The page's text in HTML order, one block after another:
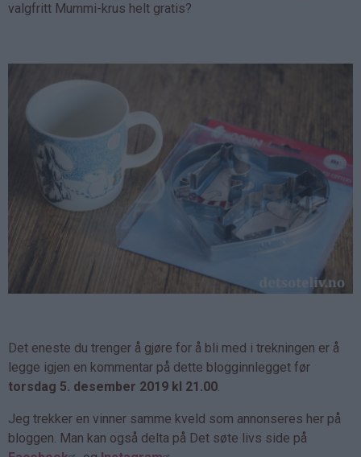
valgfritt Mummi-krus helt gratis?
Det eneste du trenger å gjøre for å bli med i trekningen er å
legge igjen en kommentar på dette blogginnlegget før
torsdag 5. desember 2019 kl 21.00
Jeg trekker en vinner samme kveld som annonseres her på
bloggen. Man kan også delta på Det søte livs side på